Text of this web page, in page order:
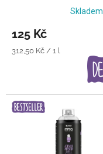
ů
Skladem
125 Kč
Měrná
312,50 Kč / 1 l